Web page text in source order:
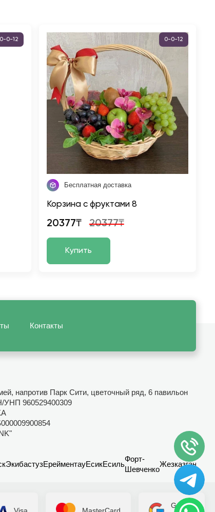
0-0-12 0-0-12
Бесплатная доставка
Корзина с фруктами 8
20377₸ 20377₸
Купить
Контакты
напротив Парк Сити, цветочный ряд, 6 павильон
960529400309
ЭкибастузЕрейментауЕсикЕсиль
Форт-
Шевченко
Жезказган
Google